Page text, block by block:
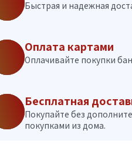
Быстрая и надежная
Оплата картами
Оплачивайте покупки
Бесплатная
Покупайте без
покупками из дома.